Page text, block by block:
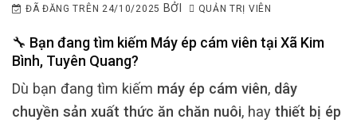
ĐÃ ĐĂNG TRÊN 24/10/2025 BỞI QUẢN TRỊ VIÊN
🔧 Bạn đang tìm kiếm Máy ép cám viên tạiXã Kim
Bình, Tuyên Quang?
Dù bạn đang tìm kiếm máy ép cám viên, dây
chuyền sản xuất thức ăn chăn nuôi, hay thiết bị ép